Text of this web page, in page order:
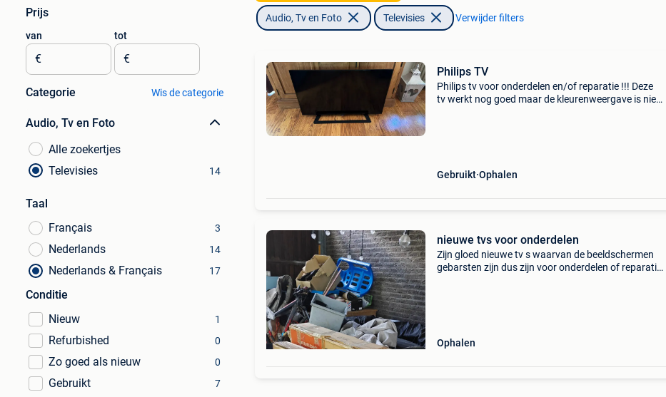
Prijs
van
€
tot
€
Categorie Wis de categorie
Audio, Tv en Foto
Alle zoekertjes
Televisies
14
Taal
Français
3
Nederlands 14
Nederlands & Français 17
Conditie
Nieuw
1
Refurbished 0
Zo goed als nieuw 0
Gebruikt 7
Audio, Tv en Foto Televisies Verwijder filters
Philips TV
Philips tv voor onderdelen en/of reparatie !!! Deze
tv werkt nog goed maar de kleurenweergave is niet
Gebruikt Ophalen
nieuwe tvs voor onderdelen
Zijn gloed nieuwe tv s waarvan de beeldschermen
gebarsten zijn dus zijn voor onderdelen of reparatie
Ophalen